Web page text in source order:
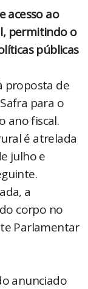
acesso ao
permitindo o
públicas
proposta de
para o
ano fiscal.
é atrelada
julho e
a
corpo no
Parlamentar
anunciado